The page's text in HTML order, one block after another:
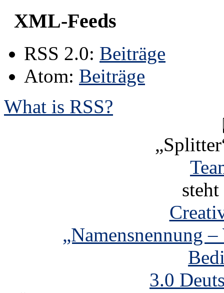
XML-Feeds
RSS 2.0: Beiträge
Atom: Beiträge
What is RSS?
„Namensnennung
3.0